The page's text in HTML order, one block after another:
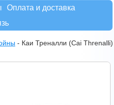
Оплата и доставка
- Каи Треналли (Cai Threnalli)